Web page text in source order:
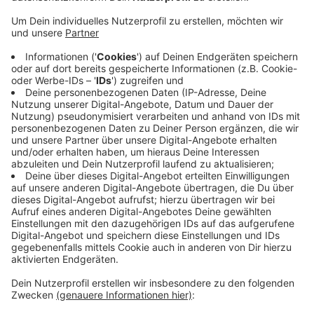
Sanderschepp und Hammerweg gekracht und hat
dabei das Geländer zerstört.
Anzeige
Die Brücke ist deswegen für Sanierungsarbeiten
vorrübergehend gesperrt. Das gilt auch für die Brücke
über die Dhünn am Haus Nazareth. Hier droht ein Baum
erst noch auf die Brücke zu fallen – deswegen muss
der jetzt gefällt werden. Erst wenn das passiert ist,
kann die Sperrung aufgehoben werden, sagt die Stadt.
Anzeige